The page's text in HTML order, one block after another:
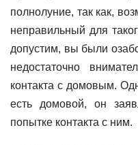
полнолуние, так как,
неправильный для
допустим, вы были
недостаточно
контакта с домовым.
есть домовой, он
попытке контакта с ним.